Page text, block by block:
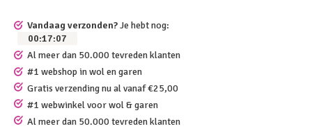
Vandaag verzonden?Je hebt nog:
00:17:07
Al meer dan 50.000 tevreden klanten
#1 webshop in wol en garen
Gratis verzending nu al vanaf €25,00
#1 webwinkel voor wol & garen
Al meer dan 50.000 tevreden klanten